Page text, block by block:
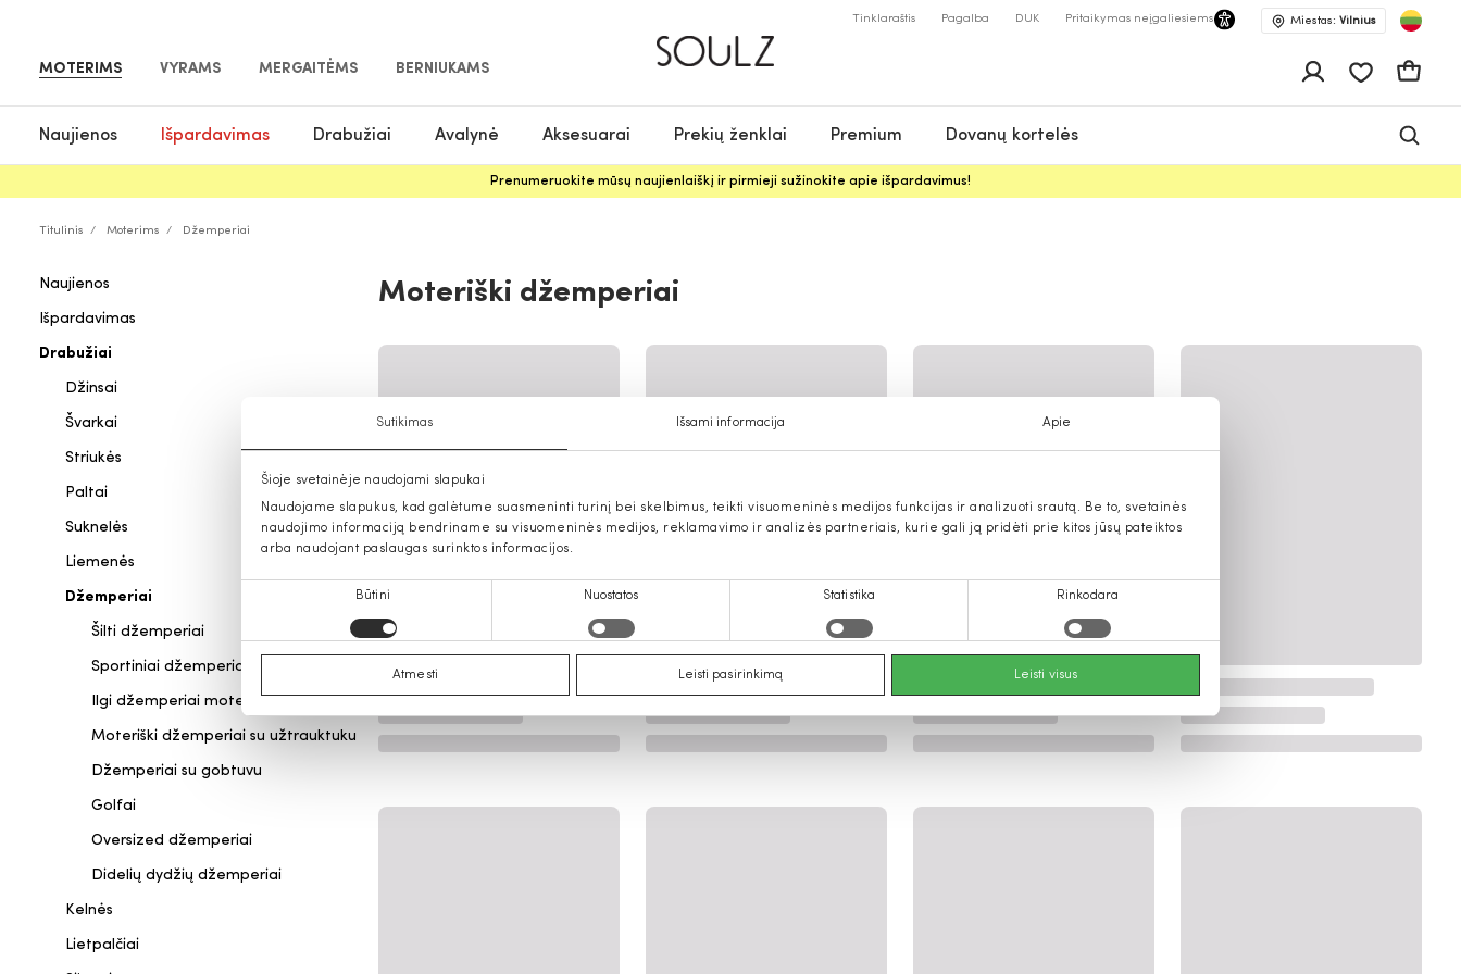
Sutikimas Išsami informacija Apie
Šioje svetainėje naudojami slapukai
Naudojame slapukus, kad galėtume suasmeninti turinį bei skelbimus, teikti visuomeninės medijos funkcijas ir analizuoti srautą. Be to, svetainės
naudojimo informaciją bendriname su visuomeninės medijos, reklamavimo ir analizės partneriais, kurie gali ją pridėti prie kitos jūsų pateiktos
arba naudojant paslaugas surinktos informacijos.
Būtini Nuostatos Statistika Rinkodara
Atmesti Leisti pasirinkimą Leisti visus
MOTERIMS VYRAMS MERGAITĖMS BERNIUKAMS
Tinklaraštis Pagalba DUK Pritaikymas neįgaliesiems Miestas: Vilnius
Pageidavimų
Naujienos Išpardavimas Drabužiai Avalynė Aksesuarai Prekių ženklai Premium Dovanų kortelės
Prenumeruokite mūsų naujienlaiškį ir pirmieji sužinokite apie išpardavimus!
Titulinis Moterims Džemperiai
Naujienos
Išpardavimas
Drabužiai
Džinsai
Švarkai
Striukės
Paltai
Suknelės
Liemenės
Džemperiai
Šilti džemperiai
Sportiniai džemperiai moterims
Ilgi džemperiai moterims
Moteriški džemperiai su užtrauktuku
Džemperiai su gobtuvu
Golfai
Oversized džemperiai
Didelių dydžių džemperiai
Kelnės
Lietpalčiai
Moteriški džemperiai